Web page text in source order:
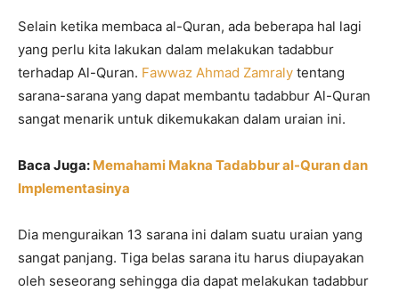
Selain ketika membaca al-Quran, ada beberapa hal lagi
yang perlu kita lakukan dalam melakukan tadabbur
terhadap Al-Quran. Fawwaz Ahmad Zamraly tentang
sarana-sarana yang dapat membantu tadabbur Al-Quran
sangat menarik untuk dikemukakan dalam uraian ini.
Baca Juga: Memahami Makna Tadabbur al-Quran dan
Implementasinya
Dia menguraikan 13 sarana ini dalam suatu uraian yang
sangat panjang. Tiga belas sarana itu harus diupayakan
oleh seseorang sehingga dia dapat melakukan tadabbur